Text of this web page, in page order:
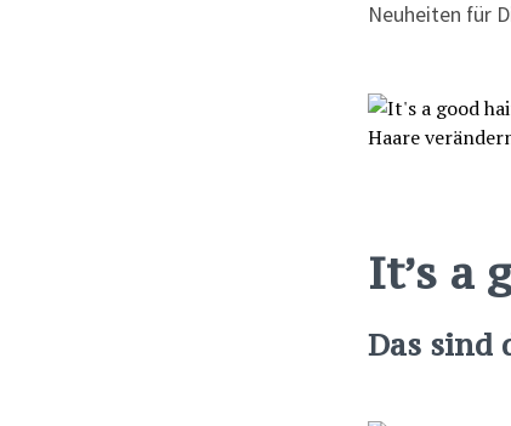
Neuheiten für
It’s a
Das sind